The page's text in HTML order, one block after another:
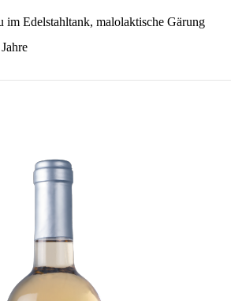
im Edelstahltank, malolaktische Gärung